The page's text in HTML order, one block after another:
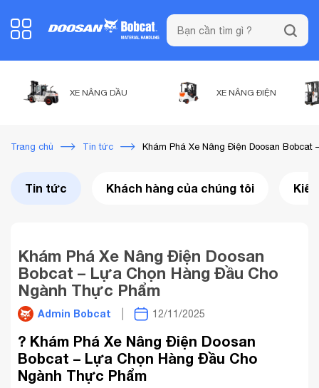
XE NÂNG DẦU XE NÂNG ĐIỆN
Trang chủ Tin tức Khám Phá Xe Nâng Điện Doosan
Tin tức Khách hàng của chúng tôi
Khám Phá Xe Nâng Điện Doosan
Bobcat – Lựa Chọn Hàng Đầu Cho
Ngành Thực Phẩm
Admin Bobcat 12/11/2025
? Khám Phá Xe Nâng Điện Doosan
Bobcat – Lựa Chọn Hàng Đầu Cho
Ngành Thực Phẩm